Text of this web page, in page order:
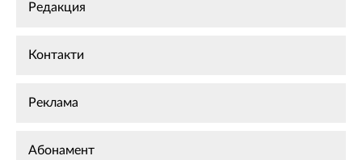
Редакция
Контакти
Реклама
Абонамент